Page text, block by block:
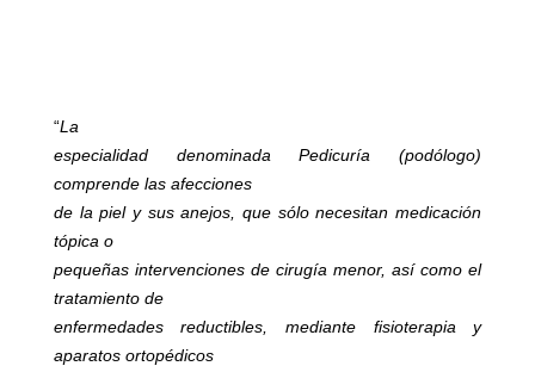
“La
especialidad denominada Pedicuría (podólogo)
comprende las afecciones
de la piel y sus anejos, que sólo necesitan medicación
tópica o
pequeñas intervenciones de cirugía menor, así como el
tratamiento de
enfermedades reductibles, mediante fisioterapia y
aparatos ortopédicos